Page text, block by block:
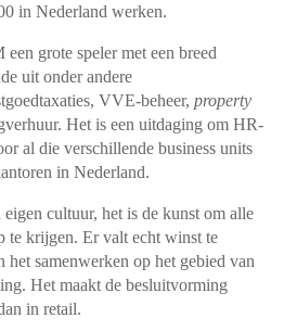
in Nederland werken.
grote speler met een breed
uit onder andere
VVE-beheer,property
Het is een uitdaging om HR-
al die verschillende business units
in Nederland.
cultuur, het is de kunst om alle
te krijgen. Er valt echt winst te
het samenwerken op het gebied van
Het maakt de besluitvorming
in retail.